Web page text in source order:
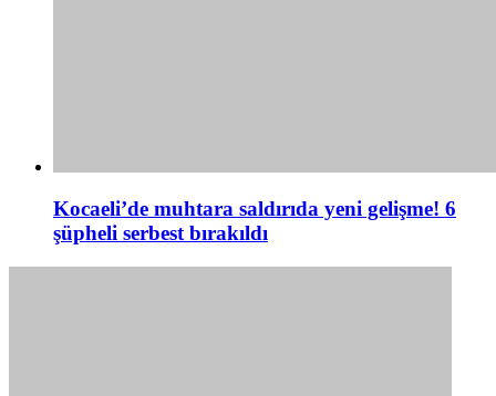
Kocaeli’de muhtara saldırıda yeni gelişme! 6
şüpheli serbest bırakıldı